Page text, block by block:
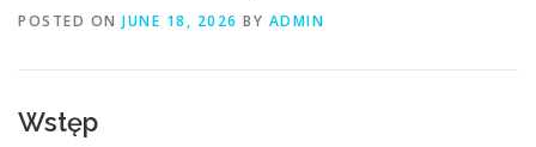
POSTED ON JUNE 18, 2026 BY ADMIN
Wstęp